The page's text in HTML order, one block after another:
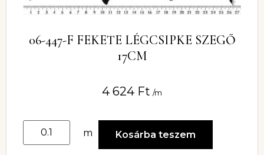
06-447-F FEKETE LÉGCSIPKE SZEGŐ
17CM
4 624 Ft /m
m Kosárba teszem